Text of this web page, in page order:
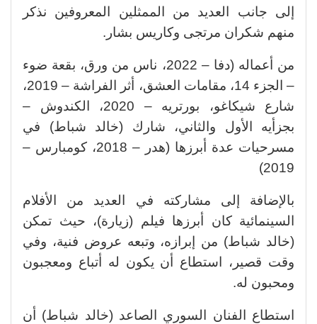
إلى جانب العديد من الممثلين المعروفين نذكر
منهم شكران مرتجى وكاريس بشار.
من أعماله (دفا – 2022، ناس من ورق، بقعة ضوء
– الجزء 14، مقامات العشق، أثر الفراشة – 2019،
شارع شيكاغو، بورتريه – 2020، الكندوش –
بجزأيه الأول والثاني، شارك (خالد شباط) في
مسرحيات عدة أبرزها (هدر – 2018، كومبارس –
2019)
بالإضافة إلى مشاركته في العديد من الأفلام
السينمائية كان أبرزها فيلم (زيارة)، حيث تمكن
(خالد شباط) من إبرازه، وتبعه عروض فنية، وفي
وقت قصير، استطاع أن يكون له أتباع ومعجبون
ومحبون له.
استطاع الفنان السوري الصاعد (خالد شباط) أن